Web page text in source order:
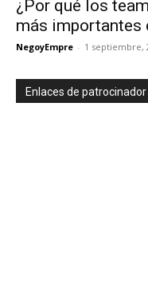
¿Por qué los
más importantes
NegoyEmpre - 1 septiembre,
Enlaces de patrocinador